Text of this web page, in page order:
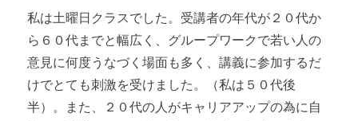
私は土曜日クラスでした。受講者の年代が２０代か
ら６０代までと幅広く、グループワークで若い人の
意見に何度うなづく場面も多く、講義に参加するだ
けでとても刺激を受けました。（私は５０代後
半）。また、２０代の人がキャリアアップの為に自